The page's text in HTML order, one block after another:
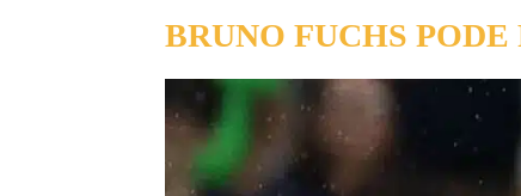
BRUNO FUCHS PODE